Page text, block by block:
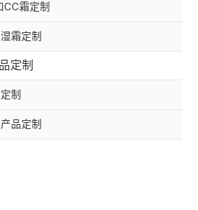
CC霜定制
霜定制
定制
制
品定制